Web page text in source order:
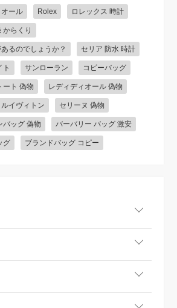
ール Rolex ロレックス 時計
からくり
るのでしょうか？ セリア 防水 時計
ト サンローラン コピーバッグ
ート 偽物 レディディオール 偽物
ルイヴィトン セリーヌ 偽物
バッグ 偽物 バーバリー バッグ 激安
グ ブランドバッグ コピー